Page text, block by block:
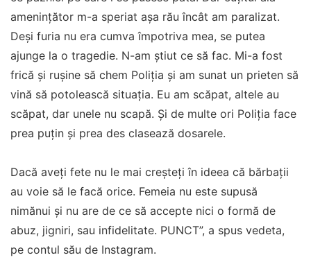
amenințător m-a speriat așa rău încât am paralizat.
Deși furia nu era cumva împotriva mea, se putea
ajunge la o tragedie. N-am știut ce să fac. Mi-a fost
frică și rușine să chem Poliția și am sunat un prieten să
vină să potolească situația. Eu am scăpat, altele au
scăpat, dar unele nu scapă. Și de multe ori Poliția face
prea puțin și prea des clasează dosarele.
Dacă aveți fete nu le mai creșteți în ideea că bărbații
au voie să le facă orice. Femeia nu este supusă
nimănui și nu are de ce să accepte nici o formă de
abuz, jigniri, sau infidelitate. PUNCT”, a spus vedeta,
pe contul său de Instagram.